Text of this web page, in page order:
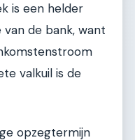
is een helder
de bank, want
valkuil is de
opzegtermijn